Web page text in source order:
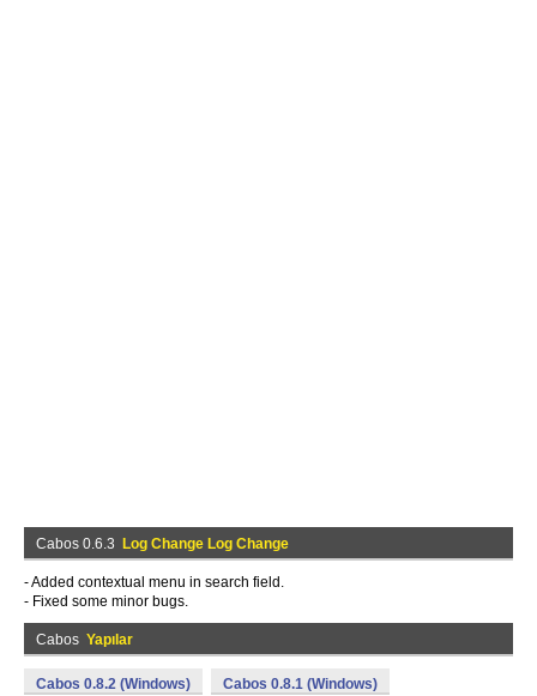
Cabos 0.6.3 Log Change Log Change
- Added contextual menu in search field.
- Fixed some minor bugs.
Cabos Yapılar
Cabos 0.8.2 (Windows) Cabos 0.8.1 (Windows)